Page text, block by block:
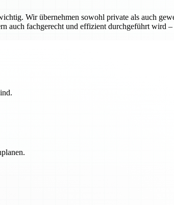
Wir übernehmen sowohl private als auch
auch fachgerecht und effizient durchgeführt wird